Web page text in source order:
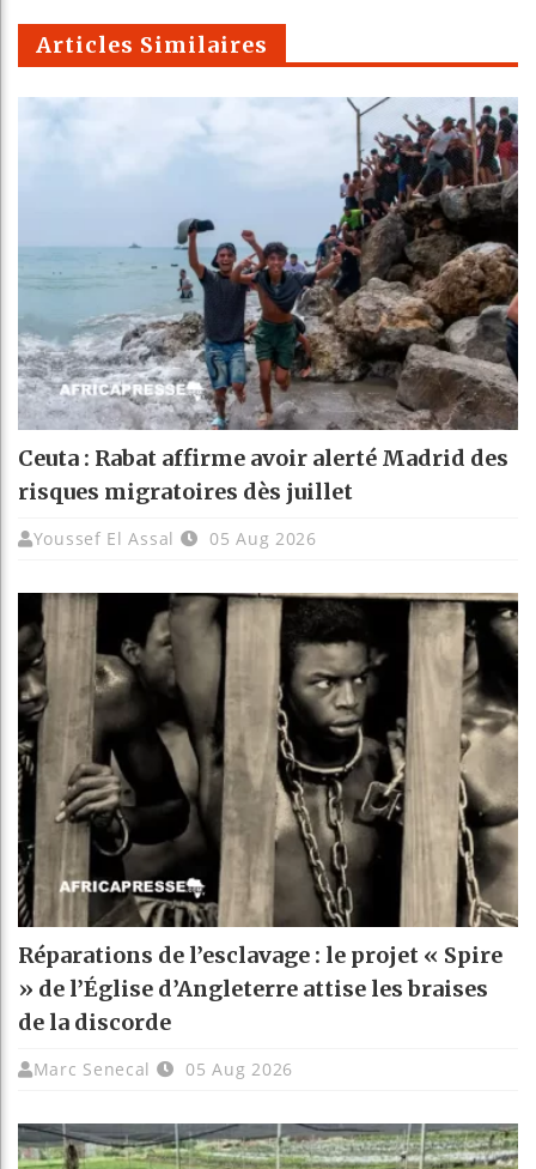
m
Articles Similaires
Ceuta : Rabat affirme avoir alerté Madrid des
risques migratoires dès juillet
Youssef El Assal 05 Aug 2026
Réparations de l’esclavage : le projet « Spire
» de l’Église d’Angleterre attise les braises
de la discorde
Marc Senecal 05 Aug 2026